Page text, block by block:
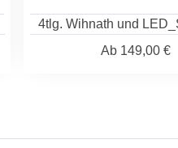
4tlg. Wihnath und
Ab 149,00 €